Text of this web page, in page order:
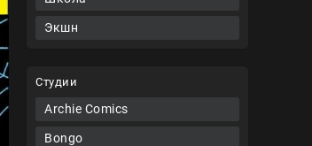
Экшн
Студии
Archie Comics
Bongo